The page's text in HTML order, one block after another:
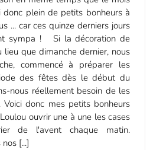
donc plein de petits bonheurs à
... car ces quinze derniers jours
sympa ! Si la décoration de
lieu que dimanche dernier, nous
commencé à préparer les
des fêtes dès le début du
nous réellement besoin de les
donc mes petits bonheurs
ouvrir une à une les cases
de l'avent chaque matin.
[...]